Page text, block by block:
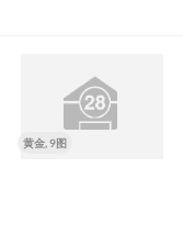
黄金, 9图